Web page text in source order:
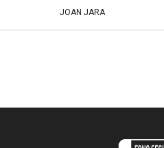
JOAN JARA